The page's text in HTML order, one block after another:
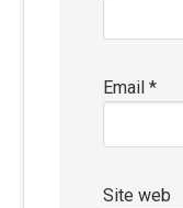
Email*
Site web